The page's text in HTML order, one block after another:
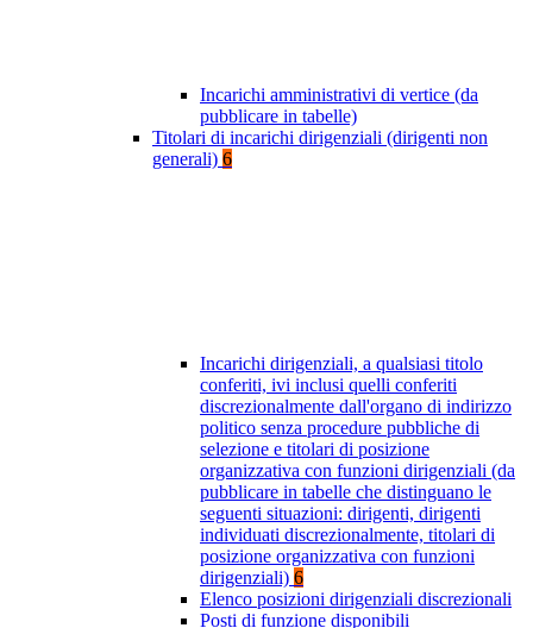
Incarichi amministrativi di vertice (da
pubblicare in tabelle)
Titolari di incarichi dirigenziali (dirigenti non
generali) 6
Incarichi dirigenziali, a qualsiasi titolo
conferiti, ivi inclusi quelli conferiti
discrezionalmente dall'organo di indirizzo
politico senza procedure pubbliche di
selezione e titolari di posizione
organizzativa con funzioni dirigenziali (da
pubblicare in tabelle che distinguano le
seguenti situazioni: dirigenti, dirigenti
individuati discrezionalmente, titolari di
posizione organizzativa con funzioni
dirigenziali) 6
Elenco posizioni dirigenziali discrezionali
Posti di funzione disponibili